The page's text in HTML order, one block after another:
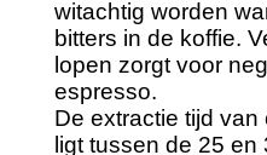
witachtig worden
bitters in de koffie.
lopen zorgt voor
espresso.
De extractie tijd
ligt tussen de 25